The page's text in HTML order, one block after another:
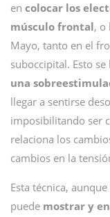
en colocar los
músculo frontal, o
Mayo, tanto en el
suboccipital. Esto
una
llegar a sentirse
imposibilitando ser
relaciona los
cambios en la
Esta técnica,
puede mostrar y